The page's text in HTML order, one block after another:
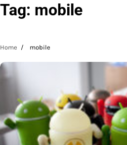
Tag: mobile
Home mobile